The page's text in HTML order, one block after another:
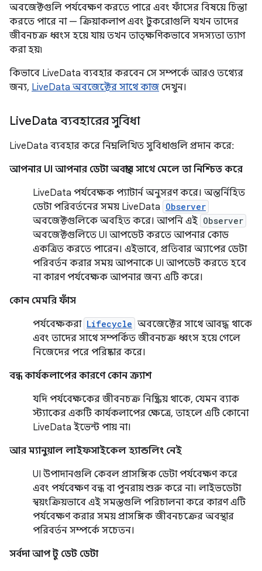
অবজেক্টগুলি পর্যবেক্ষণ করতে পারে এবং ফাঁসের বিষয়ে চিন্তা
করতে পারে না — ক্রিয়াকলাপ এবং টুকরোগুলি যখন তাদের
জীবনচক্র ধ্বংস হয়ে যায় তখন তাত্ক্ষণিকভাবে সদস্যতা ত্যাগ
করা হয়৷
কিভাবে LiveData ব্যবহার করবেন সে সম্পর্কে আরও তথ্যের
জন্য, LiveData অবজেক্টের সাথে কাজ দেখুন।
LiveData ব্যবহারের সুবিধা
LiveData ব্যবহার করে নিম্নলিখিত সুবিধাগুলি প্রদান করে:
আপনার UI আপনার ডেটা অবস্থার সাথে মেলে তা নিশ্চিত করে
LiveData পর্যবেক্ষক প্যাটার্ন অনুসরণ করে। অন্তর্নিহিত
ডেটা পরিবর্তনের সময় LiveData Observer
অবজেক্টগুলিকে অবহিত করে। আপনি এই Observer
অবজেক্টগুলিতে UI আপডেট করতে আপনার কোড
একত্রিত করতে পারেন। এইভাবে, প্রতিবার অ্যাপের ডেটা
পরিবর্তন করার সময় আপনাকে UI আপডেট করতে হবে
না কারণ পর্যবেক্ষক আপনার জন্য এটি করে।
কোন মেমরি ফাঁস
পর্যবেক্ষকরা Lifecycle অবজেক্টের সাথে আবদ্ধ থাকে
এবং তাদের সাথে সম্পর্কিত জীবনচক্র ধ্বংস হয়ে গেলে
নিজেদের পরে পরিষ্কার করে।
বন্ধ কার্যকলাপের কারণে কোন ক্র্যাশ
যদি পর্যবেক্ষকের জীবনচক্র নিষ্ক্রিয় থাকে, যেমন ব্যাক
স্ট্যাকের একটি কার্যকলাপের ক্ষেত্রে, তাহলে এটি কোনো
LiveData ইভেন্ট পায় না।
আর ম্যানুয়াল লাইফসাইকেল হ্যান্ডলিং নেই
UI উপাদানগুলি কেবল প্রাসঙ্গিক ডেটা পর্যবেক্ষণ করে
এবং পর্যবেক্ষণ বন্ধ বা পুনরায় শুরু করে না। লাইভডেটা
স্বয়ংক্রিয়ভাবে এই সমস্তগুলি পরিচালনা করে কারণ এটি
পর্যবেক্ষণ করার সময় প্রাসঙ্গিক জীবনচক্রের অবস্থার
পরিবর্তন সম্পর্কে সচেতন।
সর্বদা আপ টু ডেট ডেটা